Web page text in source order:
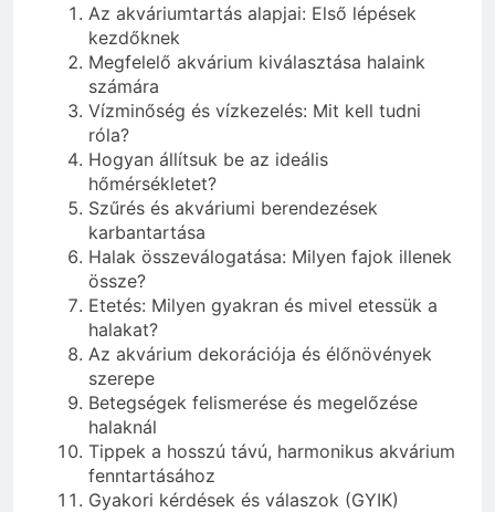
Az akváriumtartás alapjai: Első lépések
kezdőknek
Megfelelő akvárium kiválasztása halaink
számára
Vízminőség és vízkezelés: Mit kell tudni
róla?
Hogyan állítsuk be az ideális
hőmérsékletet?
Szűrés és akváriumi berendezések
karbantartása
Halak összeválogatása: Milyen fajok illenek
össze?
Etetés: Milyen gyakran és mivel etessük a
halakat?
Az akvárium dekorációja és élőnövények
szerepe
Betegségek felismerése és megelőzése
halaknál
Tippek a hosszú távú, harmonikus akvárium
fenntartásához
Gyakori kérdések és válaszok (GYIK)